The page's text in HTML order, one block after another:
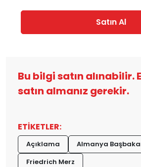
Satın Al
Bu bilgi satın alınabilir.
satın almanız gerekir.
ETİKETLER:
Açıklama
Almanya
Friedrich Merz